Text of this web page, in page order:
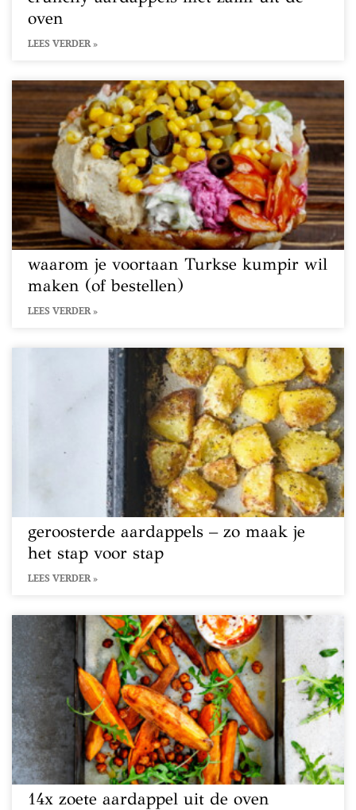
oven
LEES VERDER »
waarom je voortaan Turkse kumpir wil
maken (of bestellen)
LEES VERDER »
geroosterde aardappels – zo maak je
het stap voor stap
LEES VERDER »
14x zoete aardappel uit de oven